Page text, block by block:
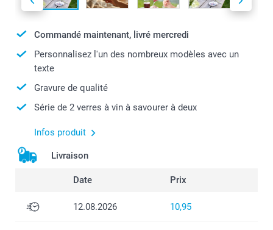
Commandé maintenant, livré mercredi
Personnalisez l'un des nombreux modèles avec un
texte
Gravure de qualité
Série de 2 verres à vin à savourer à deux
Infos produit
Livraison
Date Prix
12.08.2026 10,95